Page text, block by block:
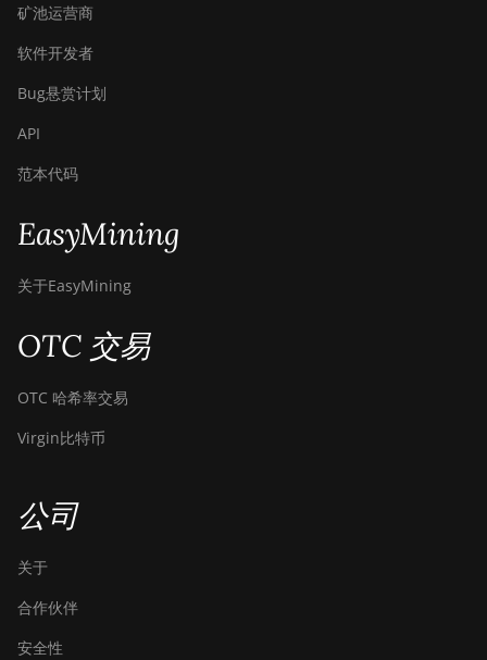
矿池运营商
软件开发者
Bug悬赏计划
API
范本代码
EasyMining
关于EasyMining
OTC 交易
OTC 哈希率交易
Virgin比特币
公司
关于
合作伙伴
安全性